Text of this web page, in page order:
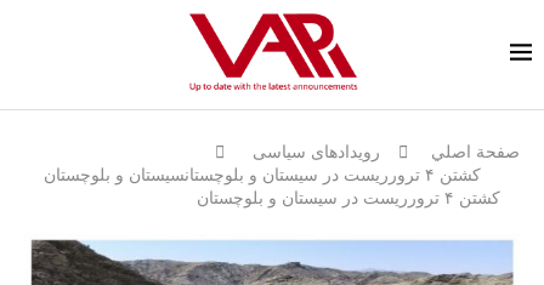
صفحة اصلي
رویدادهای سیاسی
کشتن ۴ ترورریست در سيستان و بلوچستانسيستان و بلوچستان
کشتن ۴ ترورریست در سيستان و بلوچستان